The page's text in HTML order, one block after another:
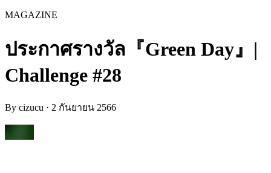
MAGAZINE
ประกาศรางวัล『Green Day』|
Challenge #28
By cizucu · 2 กันยายน 2566